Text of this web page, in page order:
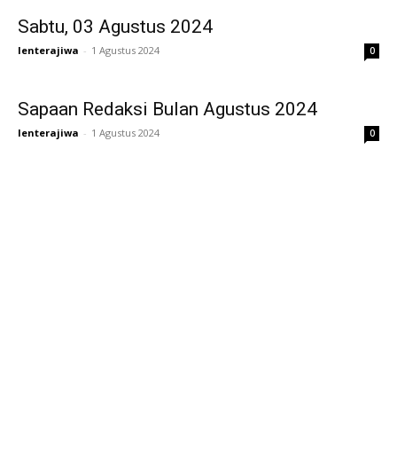
Sabtu, 03 Agustus 2024
lenterajiwa - 1 Agustus 2024 0
Sapaan Redaksi Bulan Agustus 2024
lenterajiwa - 1 Agustus 2024 0